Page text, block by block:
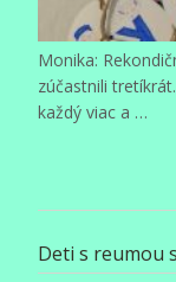
Monika:
zúčastnili
každý viac a …
Deti s reumou